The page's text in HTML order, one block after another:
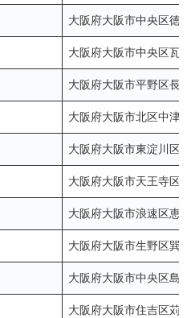
大阪府大阪市中央区
大阪府大阪市中央区
大阪府大阪市平野区
大阪府大阪市北区中
大阪府大阪市東淀川
大阪府大阪市天王寺
大阪府大阪市浪速区
大阪府大阪市生野区
大阪府大阪市中央区
大阪府大阪市住吉区